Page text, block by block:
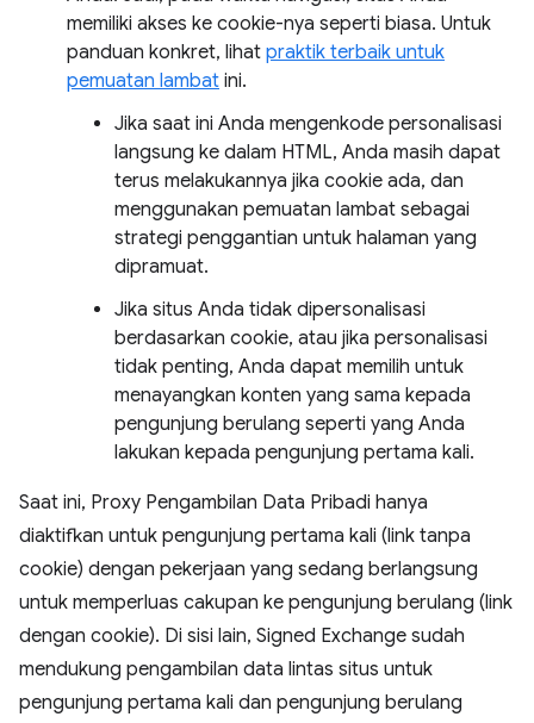
memiliki akses ke cookie-nya seperti biasa. Untuk
panduan konkret, lihat praktik terbaik untuk
pemuatan lambat ini.
Jika saat ini Anda mengenkode personalisasi
langsung ke dalam HTML, Anda masih dapat
terus melakukannya jika cookie ada, dan
menggunakan pemuatan lambat sebagai
strategi penggantian untuk halaman yang
dipramuat.
Jika situs Anda tidak dipersonalisasi
berdasarkan cookie, atau jika personalisasi
tidak penting, Anda dapat memilih untuk
menayangkan konten yang sama kepada
pengunjung berulang seperti yang Anda
lakukan kepada pengunjung pertama kali.
Saat ini, Proxy Pengambilan Data Pribadi hanya
diaktifkan untuk pengunjung pertama kali (link tanpa
cookie) dengan pekerjaan yang sedang berlangsung
untuk memperluas cakupan ke pengunjung berulang (link
dengan cookie). Di sisi lain, Signed Exchange sudah
mendukung pengambilan data lintas situs untuk
pengunjung pertama kali dan pengunjung berulang